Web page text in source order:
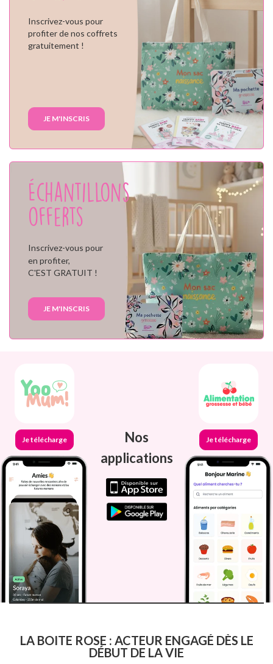
Inscrivez-vous pour
profiter de nos coffrets
gratuitement !
JE M'INSCRIS
Échantillons
offerts
Inscrivez-vous pour
en profiter,
C'EST GRATUIT !
JE M'INSCRIS
Je télécharge
Nos
applications
Je télécharge
LA BOITE ROSE : ACTEUR ENGAGÉ DÈS LE
DÉBUT DE LA VIE